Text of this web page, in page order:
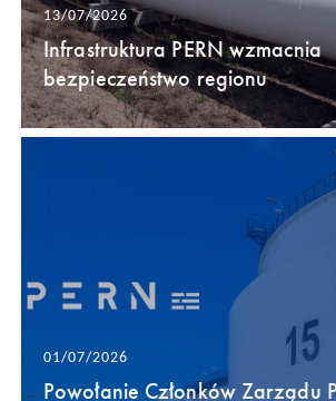
13/07/2026
Infrastruktura PERN wzmacnia
bezpieczeństwo regionu
01/07/2026
Powołanie Członków Zarządu